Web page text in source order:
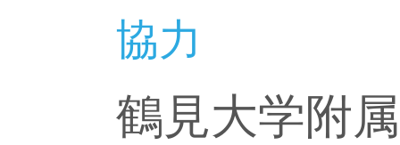
協力
鶴見大学附